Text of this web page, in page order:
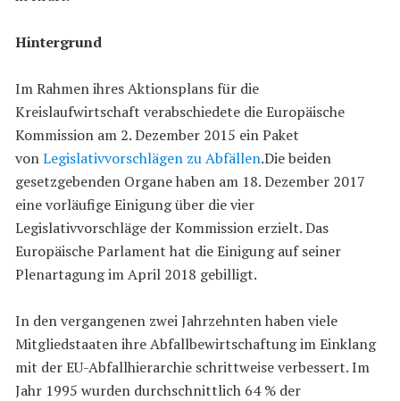
Hintergrund
Im Rahmen ihres Aktionsplans für die
Kreislaufwirtschaft verabschiedete die Europäische
Kommission am 2. Dezember 2015 ein Paket
vonLegislativvorschlägen zu Abfällen.Die beiden
gesetzgebenden Organe haben am 18. Dezember 2017
eine vorläufige Einigung über die vier
Legislativvorschläge der Kommission erzielt. Das
Europäische Parlament hat die Einigung auf seiner
Plenartagung im April 2018 gebilligt.
In den vergangenen zwei Jahrzehnten haben viele
Mitgliedstaaten ihre Abfallbewirtschaftung im Einklang
mit der EU-Abfallhierarchie schrittweise verbessert. Im
Jahr 1995 wurden durchschnittlich 64 % der